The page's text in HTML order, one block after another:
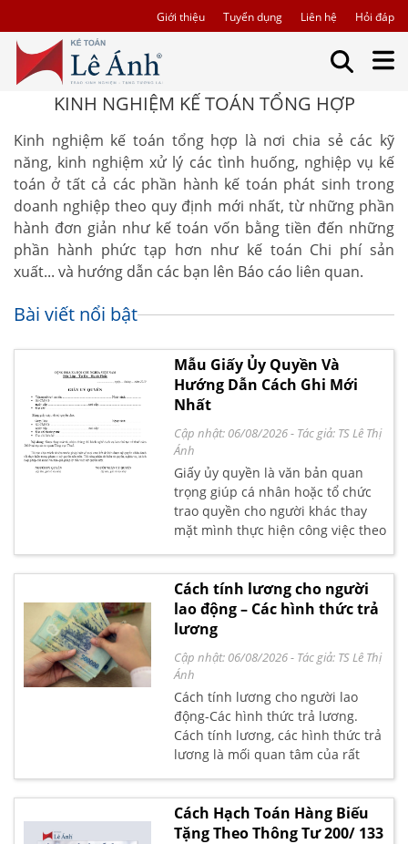
Giới thiệu Tuyển dụng Liên hệ Hỏi đáp
KINH NGHIỆM KẾ TOÁN TỔNG HỢP
Kinh nghiệm kế toán tổng hợp là nơi chia sẻ các kỹ
năng, kinh nghiệm xử lý các tình huống, nghiệp vụ kế
toán ở tất cả các phần hành kế toán phát sinh trong
doanh nghiệp theo quy định mới nhất, từ những phần
hành đơn giản như kế toán vốn bằng tiền đến những
phần hành phức tạp hơn như kế toán Chi phí sản
xuất... và hướng dẫn các bạn lên Báo cáo liên quan.
Bài viết nổi bật
Mẫu Giấy Ủy Quyền Và
Hướng Dẫn Cách Ghi Mới
Nhất
Cập nhật: 06/08/2026- Tác giả: TS Lê Thị
Ánh
Giấy ủy quyền là văn bản quan
trọng giúp cá nhân hoặc tổ chức
trao quyền cho người khác thay
mặt mình thực hiện công việc theo
việc cá nhân, giấy ủy quyền cần
được soạn thảo đúng chuẩn để
đảm bảo tính pháp lý. Bài viết sau
đọc các mẫu giấy ủy quyền mới
nhất và hướng dẫn chi tiết cách
ghi đầy đủ, chính xác, giúp bạn sử
dụng dễ dàng trong thực tế.
Cách tính lương cho người
lao động – Các hình thức trả
lương
Cập nhật: 06/08/2026- Tác giả: TS Lê Thị
Ánh
Cách tính lương cho người lao
động-Các hình thức trả lương.
Cách tính lương, các hình thức trả
lương là mối quan tâm của rất
chia sẻ với các bạn Cách tính
lương cho người lao động – Các
Cách Hạch Toán Hàng Biếu
Tặng Theo Thông Tư 200/ 133